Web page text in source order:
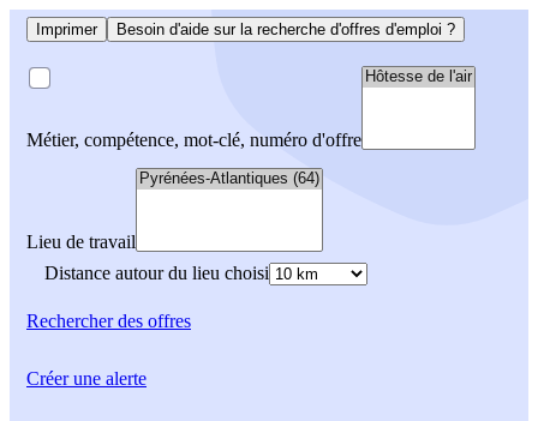
Imprimer Besoin d'aide sur la recherche d'offres d'emploi ?
Métier, compétence, mot-clé, numéro d'offre
Lieu de travail
Distance autour du lieu choisi
Rechercherdes offres
Créer une alerte